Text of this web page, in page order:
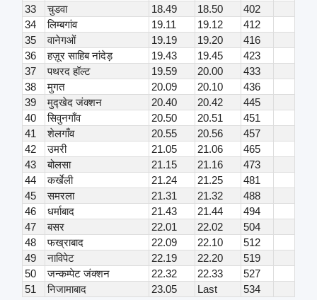
33
चुडवा 18.49 18.50
402
34
लिम्बगांव 19.11 19.12
412
35
वानेगओं 19.19 19.20
416
36
हज़ूर साहिब नांदेड़ 19.43 19.45
423
37
पथरद हॉल्ट 19.59 20.00
433
38
मुगत 20.09 20.10
436
39
मुद्खेद जंक्शन 20.40 20.42
445
40
सिवुनगाँव 20.50 20.51
451
41
शेलगाँव 20.55 20.56
457
42
उमरी 21.05 21.06
465
43
बोलसा 21.15 21.16
473
44
कर्खेली 21.24 21.25
481
45
समरला 21.31 21.32
488
46
धर्माबाद 21.43 21.44
494
47
बसर 22.01 22.02
504
48
फख्राबाद 22.09 22.10
512
49
नाविपेट 22.19 22.20
519
50
जन्कम्पेट जंक्शन 22.32 22.33
527
51
निजामाबाद 23.05 Last
534